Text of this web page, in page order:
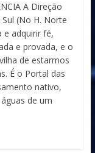
A Direção
(No H. Norte
e adquirir fé,
e provada, e o
de estarmos
É o Portal das
nativo,
de um